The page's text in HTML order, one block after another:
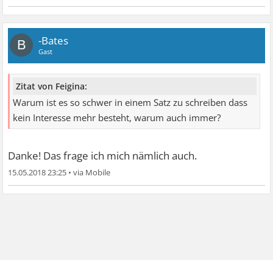
B -Bates
Gast
Zitat von Feigina:
Warum ist es so schwer in einem Satz zu schreiben dass
kein Interesse mehr besteht, warum auch immer?
Danke! Das frage ich mich nämlich auch.
15.05.2018 23:25 •